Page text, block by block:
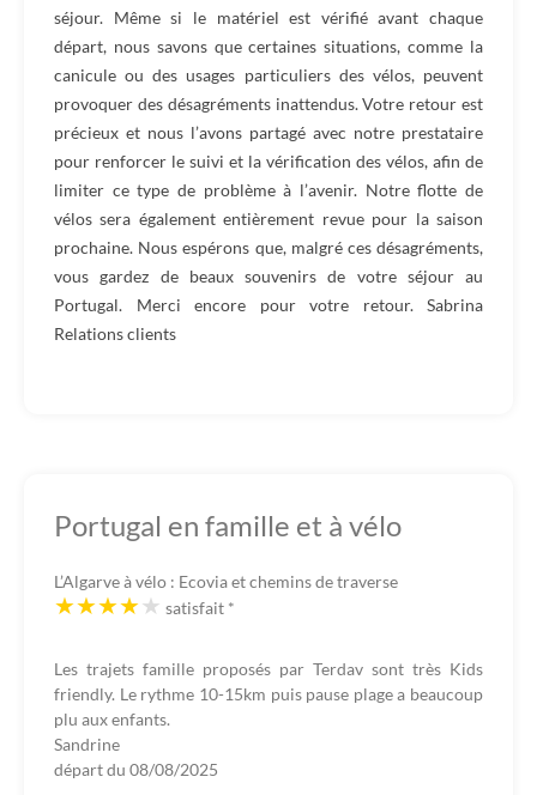
séjour. Même si le matériel est vérifié avant chaque
départ, nous savons que certaines situations, comme la
canicule ou des usages particuliers des vélos, peuvent
provoquer des désagréments inattendus. Votre retour est
précieux et nous l’avons partagé avec notre prestataire
pour renforcer le suivi et la vérification des vélos, afin de
limiter ce type de problème à l’avenir. Notre flotte de
vélos sera également entièrement revue pour la saison
prochaine. Nous espérons que, malgré ces désagréments,
vous gardez de beaux souvenirs de votre séjour au
Portugal. Merci encore pour votre retour. Sabrina
Relations clients
Portugal en famille et à vélo
L’Algarve à vélo : Ecovia et chemins de traverse
satisfait *
Les trajets famille proposés par Terdav sont très Kids
friendly. Le rythme 10-15km puis pause plage a beaucoup
plu aux enfants.
Sandrine
départ du 08/08/2025